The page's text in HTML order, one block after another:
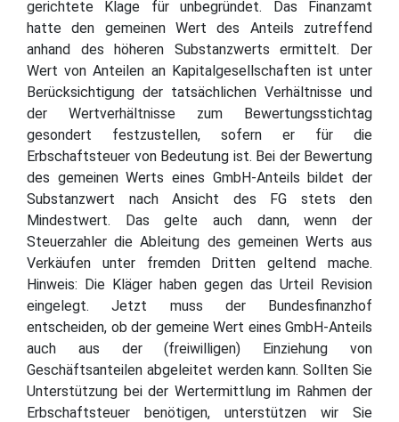
gerichtete Klage für unbegründet. Das Finanzamt
hatte den gemeinen Wert des Anteils zutreffend
anhand des höheren Substanzwerts ermittelt. Der
Wert von Anteilen an Kapitalgesellschaften ist unter
Berücksichtigung der tatsächlichen Verhältnisse und
der Wertverhältnisse zum Bewertungsstichtag
gesondert festzustellen, sofern er für die
Erbschaftsteuer von Bedeutung ist. Bei der Bewertung
des gemeinen Werts eines GmbH-Anteils bildet der
Substanzwert nach Ansicht des FG stets den
Mindestwert. Das gelte auch dann, wenn der
Steuerzahler die Ableitung des gemeinen Werts aus
Verkäufen unter fremden Dritten geltend mache.
Hinweis: Die Kläger haben gegen das Urteil Revision
eingelegt. Jetzt muss der Bundesfinanzhof
entscheiden, ob der gemeine Wert eines GmbH-Anteils
auch aus der (freiwilligen) Einziehung von
Geschäftsanteilen abgeleitet werden kann. Sollten Sie
Unterstützung bei der Wertermittlung im Rahmen der
Erbschaftsteuer benötigen, unterstützen wir Sie